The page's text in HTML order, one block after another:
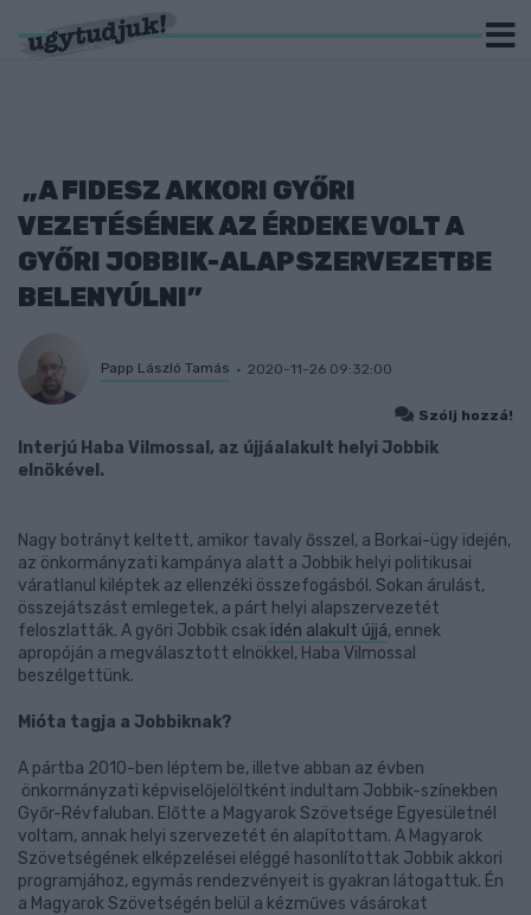
„A FIDESZ AKKORI GYŐRI
VEZETÉSÉNEK AZ ÉRDEKE VOLT A
GYŐRI JOBBIK-ALAPSZERVEZETBE
BELENYÚLNI”
Papp László Tamás 2020-11-26 09:32:00
Szólj hozzá!
Interjú Haba Vilmossal, az újjáalakult helyi Jobbik
elnökével.
Nagy botrányt keltett, amikor tavaly ősszel, a Borkai-ügy idején,
az önkormányzati kampánya alatt a Jobbik helyi politikusai
váratlanul kiléptek az ellenzéki összefogásból. Sokan árulást,
összejátszást emlegetek, a párt helyi alapszervezetét
feloszlatták. A győri Jobbik csak idén alakult újjá, ennek
apropóján a megválasztott elnökkel, Haba Vilmossal
beszélgettünk.
Mióta tagja a Jobbiknak?
A pártba 2010-ben léptem be, illetve abban az évben
önkormányzati képviselőjelöltként indultam Jobbik-színekben
Győr-Révfaluban. Előtte a Magyarok Szövetsége Egyesületnél
voltam, annak helyi szervezetét én alapítottam. A Magyarok
Szövetségének elképzelései eléggé hasonlítottak Jobbik akkori
programjához, egymás rendezvényeit is gyakran látogattuk. Én
a Magyarok Szövetségén belül a kézműves vásárokat